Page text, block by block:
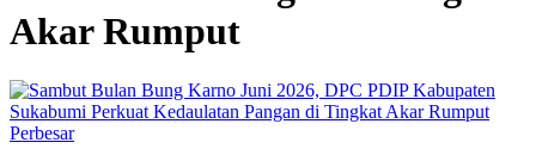
Akar Rumput
Perbesar